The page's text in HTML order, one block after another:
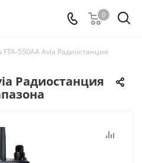
0
FTA-550AA Avia Радиостанция
Радиостанция